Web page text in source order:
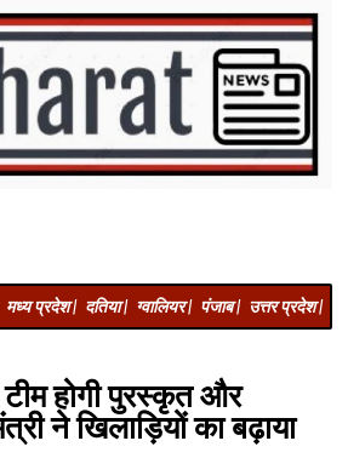
मध्य प्रदेश | दतिया | ग्वालियर | पंजाब | उत्तर प्रदेश |
होगी पुरस्कृत और
ने खिलाड़ियों का बढ़ाया